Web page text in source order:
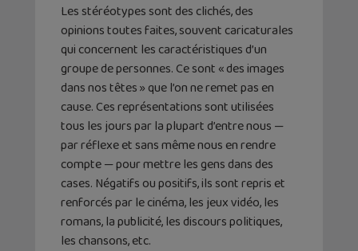
Les stéréotypes sont des clichés, des
opinions toutes faites, souvent caricaturales
qui concernent les caractéristiques d’un
groupe de personnes. Ce sont « des images
dans nos têtes » que l’on ne remet pas en
cause. Ces représentations sont utilisées
tous les jours par la plupart d’entre nous —
par réflexe et sans même nous en rendre
compte — pour mettre les gens dans des
cases. Négatifs ou positifs, ils sont repris et
renforcés par le cinéma, les jeux vidéo, les
romans, la publicité, les discours politiques,
les chansons, etc.